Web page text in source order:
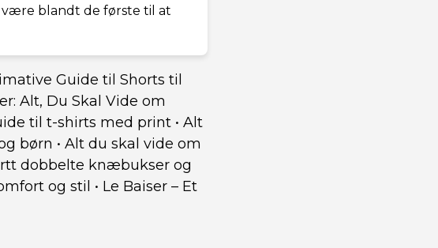
være blandt de første til at
Guide til Shorts til
Alt, Du Skal Vide om
til t-shirts med print • Alt
børn • Alt du skal vide om
dobbelte knæbukser og
og stil • Le Baiser – Et